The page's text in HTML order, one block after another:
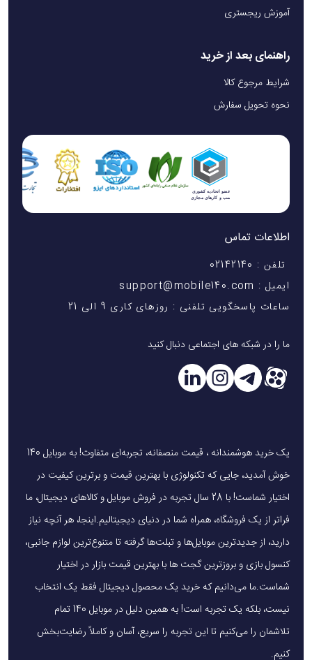
آموزش ریجستری
راهنمای بعد از خرید
شرایط مرجوع کالا
نحوه تحویل سفارش
اطلاعات تماس
تلفن : 02142140
ایمیل : support@mobile140.com
ساعات پاسخگویی تلفنی : روزهای کاری 9 الی 21
ما را در شبکه های اجتماعی دنبال کنید
یک خرید هوشمندانه ، قیمت منصفانه، تجربه‌ای متفاوت! به موبایل 140
خوش آمدید، جایی که تکنولوژی با بهترین قیمت و برترین کیفیت در
اختیار شماست! با 28 سال تجربه در فروش موبایل و کالاهای دیجیتال، ما
فراتر از یک فروشگاه، همراه شما در دنیای دیجیتالیم.اینجا، هر آنچه نیاز
دارید، از جدیدترین موبایل‌ها و تبلت‌ها گرفته تا متنوع‌ترین لوازم جانبی،
کنسول بازی و بروزترین گجت ها با بهترین قیمت بازار در اختیار
شماست.ما می‌دانیم که خرید یک محصول دیجیتال فقط یک انتخاب
نیست، بلکه یک تجربه است! به همین دلیل در موبایل 140 تمام
تلاشمان را می‌کنیم تا این تجربه را سریع، آسان و کاملاً رضایت‌بخش
کنیم.